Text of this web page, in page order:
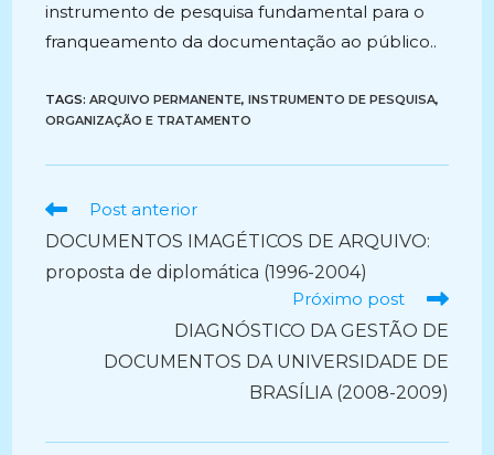
instrumento de pesquisa fundamental para o
franqueamento da documentação ao público..
TAGS:ARQUIVO PERMANENTE, INSTRUMENTO DE PESQUISA,
ORGANIZAÇÃO E TRATAMENTO
Ler
artigos
Post anterior
DOCUMENTOS IMAGÉTICOS DE ARQUIVO:
proposta de diplomática (1996-2004)
Próximo post
DIAGNÓSTICO DA GESTÃO DE
DOCUMENTOS DA UNIVERSIDADE DE
BRASÍLIA (2008-2009)